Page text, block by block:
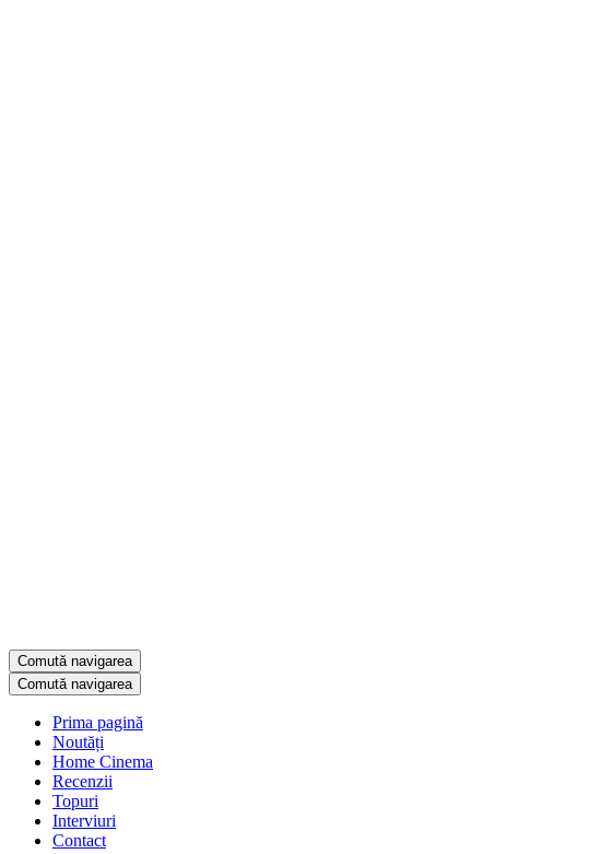
Comută navigarea
Comută navigarea
Prima pagină
Noutăți
Home Cinema
Recenzii
Topuri
Interviuri
Contact